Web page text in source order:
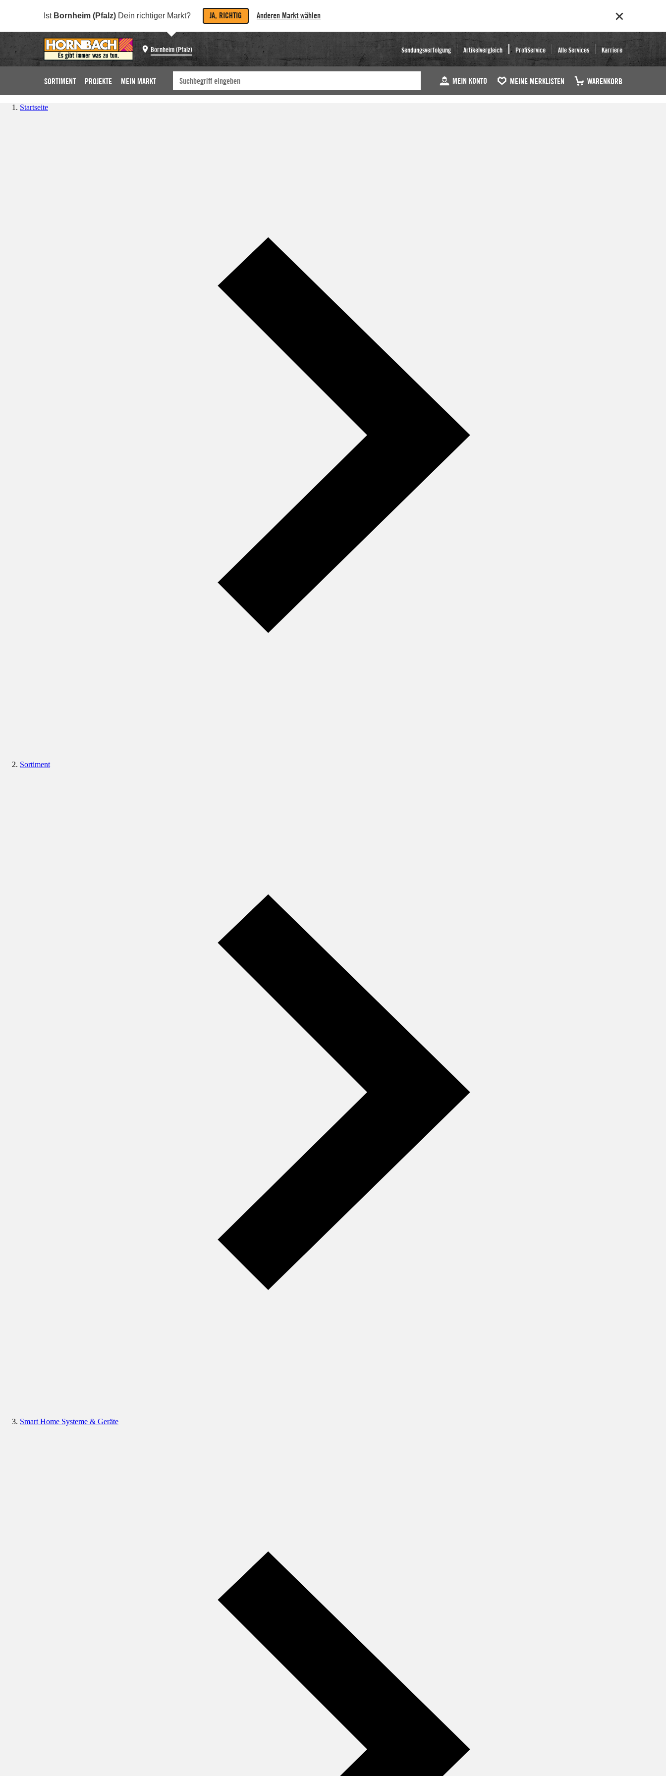
Ist Bornheim (Pfalz) Dein richtiger Markt? JA, RICHTIG Anderen Markt wählen
Bornheim (Pfalz) Sendungsverfolgung Artikelvergleich ProfiService Alle Services Karriere
SORTIMENT PROJEKTE MEIN MARKT MEIN KONTO MEINE MERKLISTEN WARENKORB
Startseite
Sortiment
Smart Home Systeme & Geräte